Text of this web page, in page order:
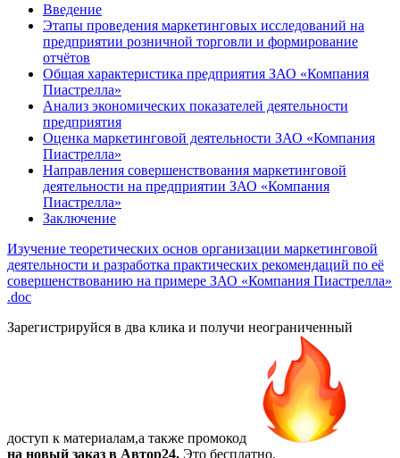
Введение
Этапы проведения маркетинговых исследований на
предприятии розничной торговли и формирование
отчётов
Общая характеристика предприятия ЗАО «Компания
Пиастрелла»
Анализ экономических показателей деятельности
предприятия
Оценка маркетинговой деятельности ЗАО «Компания
Пиастрелла»
Направления совершенствования маркетинговой
деятельности на предприятии ЗАО «Компания
Пиастрелла»
Заключение
Изучение теоретических основ организации маркетинговой
деятельности и разработка практических рекомендаций по её
совершенствованию на примере ЗАО «Компания Пиастрелла»
.doc
Зарегистрируйся в два клика и получи неограниченный
доступ к материалам,а также промокод
на новый заказ в Автор24. Это бесплатно.